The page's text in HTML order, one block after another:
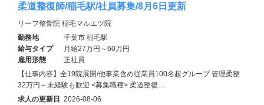
柔道整復師/稲毛駅/社員募集/8月6日更新
リーフ整骨院 稲毛マルエツ院
勤務地
千葉市 稲毛駅
給与タイプ
月給27万円～60万円
雇用形態
正社員
【仕事内容】全19院展開/他事業含め従業員100名超グループ 管理柔整
32万円～未経験も歓迎 <募集職種> 柔道整復…
求人の更新日 2026-08-06